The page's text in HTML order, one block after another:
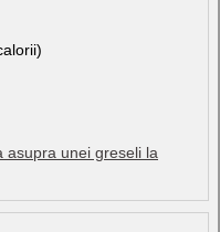
asupra unei greseli la